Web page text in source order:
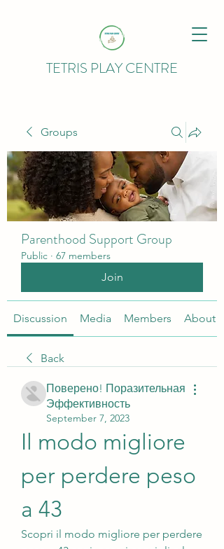
TETRIS PLAY CENTRE
Groups
Parenthood Support Group
Public · 67 members
Join
Discussion Media Members About
Back
Поверено! Поразительная
Эффективность
September 7, 2023
Il modo migliore
per perdere peso
a 43
Scopri il modo migliore per perdere